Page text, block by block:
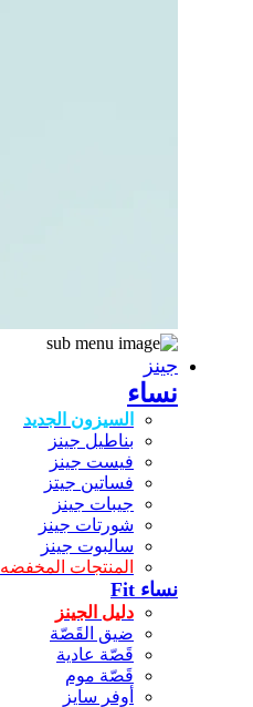
جينز
نساء
السيزون الجديد
بناطيل جينز
فيست جينز
فساتين جيتز
جيبات جينز
شورتات جينز
سالبوت جينز
المنتجات المخفضه
نساء Fit
دليل الجينز
ضيق القَصّة
قَصّة عادية
قَصّة موم
أوفر سايز